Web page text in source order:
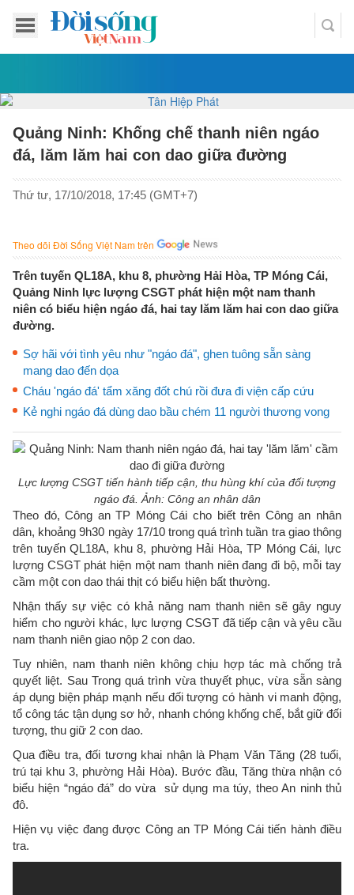
Quảng Ninh: Khống chế thanh niên ngáo
đá, lăm lăm hai con dao giữa đường
Thứ tư, 17/10/2018, 17:45 (GMT+7)
Theo dõi Đời Sống Việt Nam trên
Trên tuyến QL18A, khu 8, phường Hải Hòa, TP Móng Cái,
Quảng Ninh lực lượng CSGT phát hiện một nam thanh
niên có biểu hiện ngáo đá, hai tay lăm lăm hai con dao giữa
đường.
Sợ hãi với tình yêu như "ngáo đá", ghen tuông sẵn sàng
mang dao đến dọa
Cháu 'ngáo đá' tẩm xăng đốt chú rồi đưa đi viện cấp cứu
Kẻ nghi ngáo đá dùng dao bầu chém 11 người thương vong
Lực lượng CSGT tiến hành tiếp cận, thu hùng khí của đối tượng
ngáo đá. Ảnh: Công an nhân dân
Theo đó, Công an TP Móng Cái cho biết trên Công an nhân
dân, khoảng 9h30 ngày 17/10 trong quá trình tuần tra giao thông
trên tuyến QL18A, khu 8, phường Hải Hòa, TP Móng Cái, lực
lượng CSGT phát hiện một nam thanh niên đang đi bộ, mỗi tay
cầm một con dao thái thịt có biểu hiện bất thường.
Nhận thấy sự việc có khả năng nam thanh niên sẽ gây nguy
hiểm cho người khác, lực lượng CSGT đã tiếp cận và yêu cầu
nam thanh niên giao nộp 2 con dao.
Tuy nhiên, nam thanh niên không chịu hợp tác mà chống trả
quyết liệt. Sau Trong quá trình vừa thuyết phục, vừa sẵn sàng
áp dụng biện pháp mạnh nếu đối tượng có hành vi manh động,
tổ công tác tận dụng sơ hở, nhanh chóng khống chế, bắt giữ đối
tượng, thu giữ 2 con dao.
Qua điều tra, đối tương khai nhận là Phạm Văn Tăng (28 tuổi,
trú tại khu 3, phường Hải Hòa). Bước đầu, Tăng thừa nhận có
biểu hiện “ngáo đá” do vừa sử dụng ma túy, theo An ninh thủ
đô.
Hiện vụ việc đang được Công an TP Móng Cái tiến hành điều
tra.